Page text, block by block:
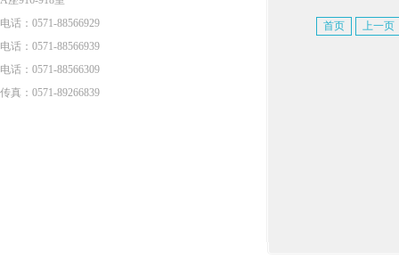
电话：0571-88566929
电话：0571-88566939
电话：0571-88566309
传真：0571-89266839
首页 上一页